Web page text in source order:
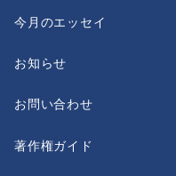
今月のエッセイ
お知らせ
お問い合わせ
著作権ガイド